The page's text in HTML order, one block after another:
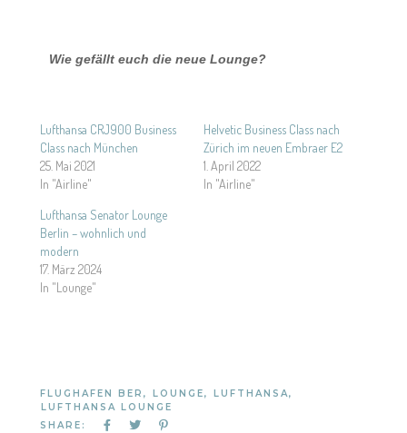
Wie gefällt euch die neue Lounge?
Lufthansa CRJ900 Business
Class nach München
25. Mai 2021
In "Airline"
Helvetic Business Class nach
Zürich im neuen Embraer E2
1. April 2022
In "Airline"
Lufthansa Senator Lounge
Berlin – wohnlich und
modern
17. März 2024
In "Lounge"
FLUGHAFEN BER , LOUNGE, LUFTHANSA,
LUFTHANSA LOUNGE
SHARE: